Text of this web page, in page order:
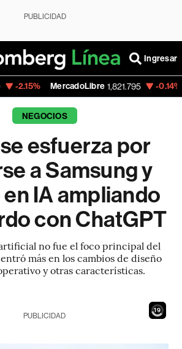
PUBLICIDAD
Ingresar
MercadoLibre 1,821.795 -0.14% Banco
NEGOCIOS
esfuerza por
a Samsung y
IA ampliando
con ChatGPT
no fue el foco principal del
más en los cambios de diseño
y otras características.
17
PUBLICIDAD